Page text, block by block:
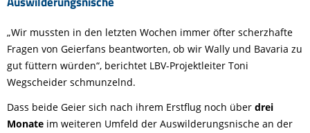
„Wir mussten in den letzten Wochen immer öfter scherzhafte
Fragen von Geierfans beantworten, ob wir Wally und Bavaria zu
gut füttern würden“, berichtet LBV-Projektleiter Toni
Wegscheider schmunzelnd.
Dass beide Geier sich nach ihrem Erstflug noch über drei
Monate im weiteren Umfeld der Auswilderungsnische an der